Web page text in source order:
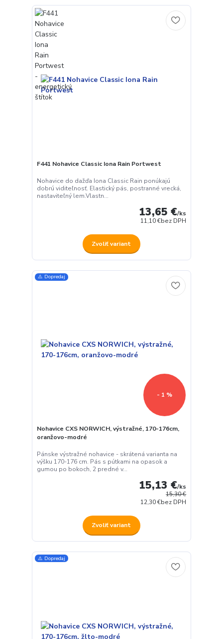
F441 Nohavice Classic Iona Rain Portwest
Nohavice do dažďa Iona Classic Rain ponúkajú
dobrú viditeľnosť. Elastický pás, postranné vrecká,
nastaviteľný lem.Vlastn...
13,65 €/ks
11,10 €bez DPH
Zvoliť variant
⚠️ Dopredaj
- 1 %
Nohavice CXS NORWICH, výstražné, 170-176cm,
oranžovo-modré
Pánske výstražné nohavice - skrátená varianta na
výšku 170-176 cm. Pás s pútkami na opasok a
gumou po bokoch, 2 predné v...
15,30 €
15,13 €/ks
12,30 €bez DPH
Zvoliť variant
⚠️ Dopredaj